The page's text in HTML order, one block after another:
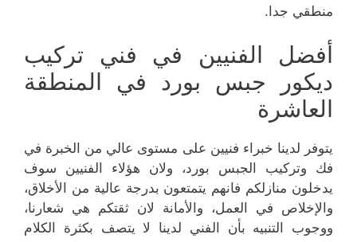
منطقي جدا.
أفضل الفنيين في فني تركيب
ديكور جبس بورد في المنطقة
العاشرة
يتوفر لدينا خبراء فنيين على مستوى عالي من الخبرة في
فك وتركيب الجبس بورد، ولان هؤلاء الفنيين سوف
يدخلون منازلكم فانهم يتمتعون بدرجة عالية من الأخلاق،
والإخلاص في العمل، والأمانة لان ثقتكم هي شعارنا،
ووجوب التنبيه بأن الفني لدينا لا يتصف بكثرة الكلام